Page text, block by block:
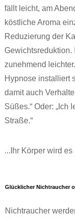
fällt leicht, am
köstliche Aroma
Reduzierung der
Gewichtsreduktion.
zunehmend leichter.
Hypnose installiert
damit auch
Süßes.“ Oder: „Ich
Straße.“
...Ihr Körper wird
Glücklicher Nichtraucher
Nichtraucher